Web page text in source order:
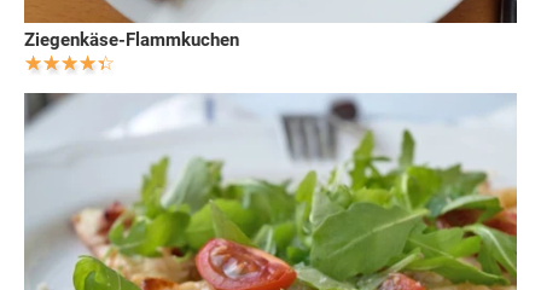
Ziegenkäse-Flammkuchen